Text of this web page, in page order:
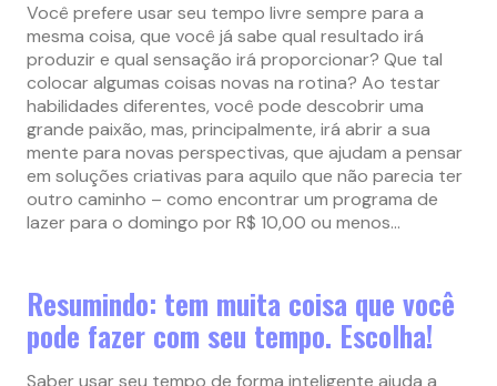
Você prefere usar seu tempo livre sempre para a
mesma coisa, que você já sabe qual resultado irá
produzir e qual sensação irá proporcionar? Que tal
colocar algumas coisas novas na rotina? Ao testar
habilidades diferentes, você pode descobrir uma
grande paixão, mas, principalmente, irá abrir a sua
mente para novas perspectivas, que ajudam a pensar
em soluções criativas para aquilo que não parecia ter
outro caminho – como encontrar um programa de
lazer para o domingo por R$ 10,00 ou menos…
Resumindo: tem muita coisa que você
pode fazer com seu tempo. Escolha!
Saber usar seu tempo de forma inteligente ajuda a